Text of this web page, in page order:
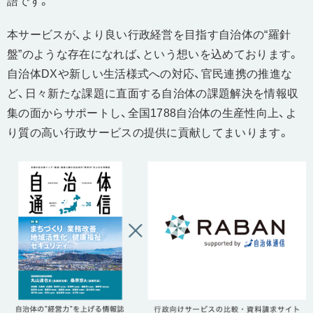
本サービスが、より良い行政経営を目指す自治体の“羅針
盤”のような存在になれば、という想いを込めております。
自治体DXや新しい生活様式への対応、官民連携の推進な
ど、日々新たな課題に直面する自治体の課題解決を情報収
集の面からサポートし、全国1788自治体の生産性向上、よ
り質の高い行政サービスの提供に貢献してまいります。